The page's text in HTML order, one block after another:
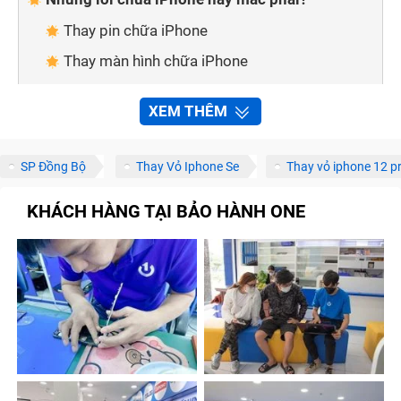
Thay pin chữa iPhone
Thay màn hình chữa iPhone
Thay vỏ chữa iPhone
An tâm về dịch vụ khi sửa chữa chữa iPhone tại
Trung Tâm Bảo Hành One
Sửa chữa nhanh chóng, tiện lợi
Linh kiện đảm bảo chất lượng
Đội ngũ nhân viên giàu kinh nghiệm
Chế độ bảo hành chính hãng
Chính sách vận chuyển thuận tiện
XEM THÊM
SP Đồng Bộ Thay Vỏ Iphone Se Thay vỏ iphone 12
KHÁCH HÀNG TẠI BẢO HÀNH ONE